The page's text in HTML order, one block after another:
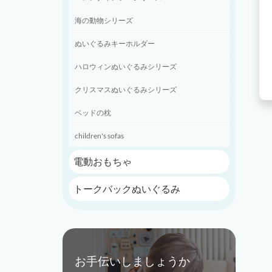
海の動物シリーズ
ぬいぐるみキーホルダー
ハロウィンぬいぐるみシリーズ
クリスマスぬいぐるみシリーズ
ベッドの枕
children's sofas
電動おもちゃ
トークバックぬいぐるみ
お手伝いしましょうか